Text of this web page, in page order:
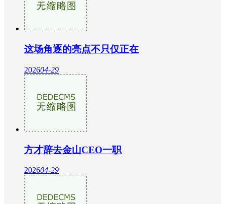
这场角逐的亮点不只仅正在
202604-29
方才辞去金山CEO一职
202604-29